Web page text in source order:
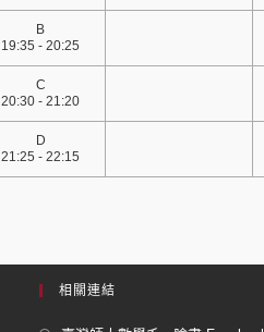
B
19:35 - 20:25
C
20:30 - 21:20
D
21:25 - 22:15
相關連結